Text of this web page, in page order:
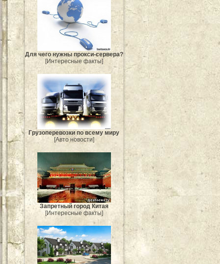
Для чего нужны прокси-сервера?
[Интересные факты]
Грузоперевозки по всему миру
[Авто новости]
Запретный город Китая
[Интересные факты]